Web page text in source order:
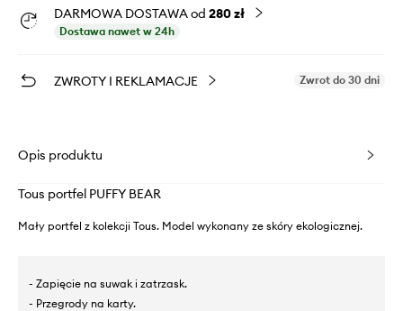
DARMOWA DOSTAWA od 280 zł
Dostawa nawet w 24h
ZWROTY I REKLAMACJE Zwrot do 30 dni
Opis produktu
Tous portfel PUFFY BEAR
Mały portfel z kolekcji Tous. Model wykonany ze skóry ekologicznej.
- Zapięcie na suwak i zatrzask.
- Przegrody na karty.